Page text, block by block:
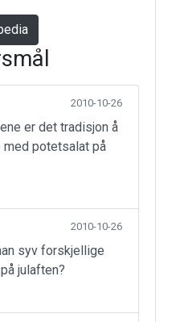
2010-10-26
er det tradisjon å
potetsalat på
2010-10-26
syv forskjellige
julaften?